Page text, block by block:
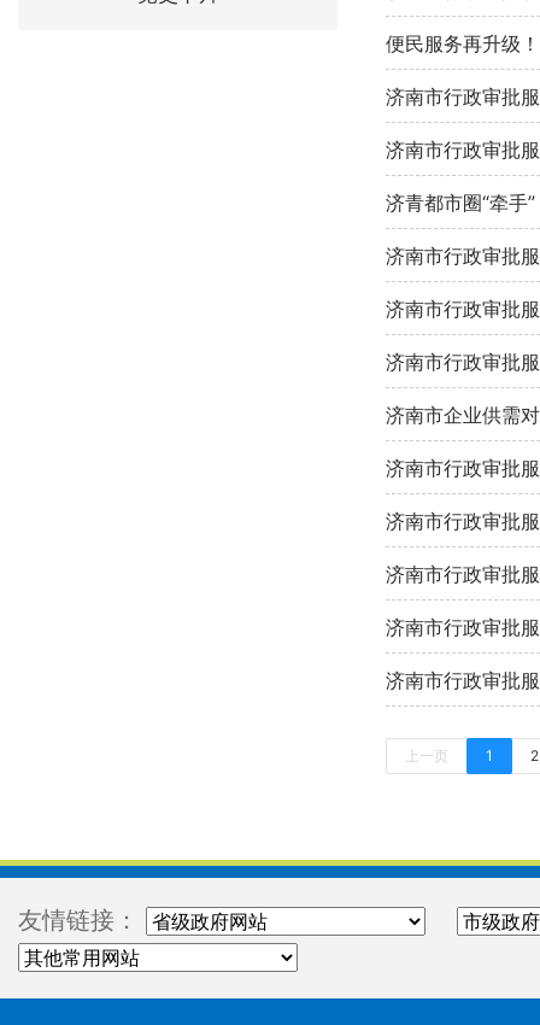
便民服务再升级
济南市行政审批
济南市行政审批
济青都市圈“牵手
济南市行政审批
济南市行政审批
济南市企业供需
济南市行政审批
济南市行政审批
济南市行政审批
济南市行政审批
济南市行政审批
上一页 1 2
友情链接：